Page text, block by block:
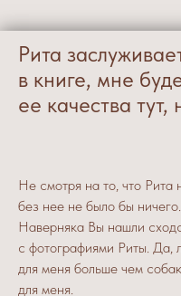
Рита
в книге, мне
ее качества
Не смотря на то, что
без нее не было бы ничего.
Наверняка Вы нашли
с фотографиями Риты. Да,
для меня больше чем
для меня.